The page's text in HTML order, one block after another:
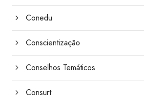
Conedu
Conscientização
Conselhos Temáticos
Consurt